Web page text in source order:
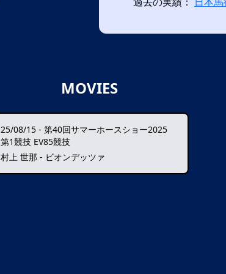
MOVIES
25/08/15 -第40回サマーホースショー2025
第1競技 EV85競技
村上 世那 - ビオンデッツァ